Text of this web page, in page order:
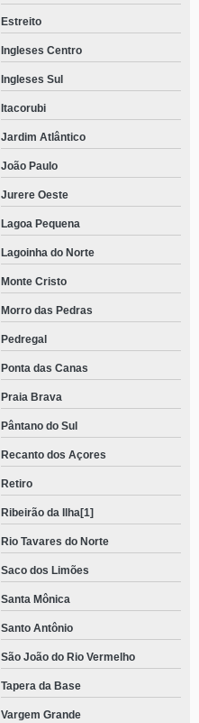
Estreito
Ingleses Centro
Ingleses Sul
Itacorubi
Jardim Atlântico
João Paulo
Jurere Oeste
Lagoa Pequena
Lagoinha do Norte
Monte Cristo
Morro das Pedras
Pedregal
Ponta das Canas
Praia Brava
Pântano do Sul
Recanto dos Açores
Retiro
Ribeirão da Ilha[1]
Rio Tavares do Norte
Saco dos Limões
Santa Mônica
Santo Antônio
São João do Rio Vermelho
Tapera da Base
Vargem Grande